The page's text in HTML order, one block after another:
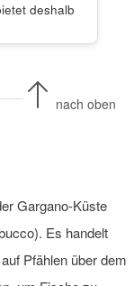
deshalb
nach oben
Gargano-Küste
Es handelt
Pfählen über dem